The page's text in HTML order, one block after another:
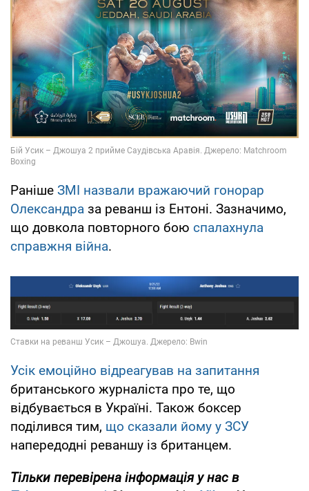
Раніше ЗМІ назвали вражаючий гонорар
Олександра за реванш із Ентоні. Зазначимо,
що довкола повторного бою спалахнула
справжня війна.
Усік емоційно відреагував на запитання
британського журналіста про те, що
відбувається в Україні. Також боксер
поділився тим, що сказали йому у ЗСУ
напередодні реваншу із британцем.
Тільки перевірена інформація у нас в